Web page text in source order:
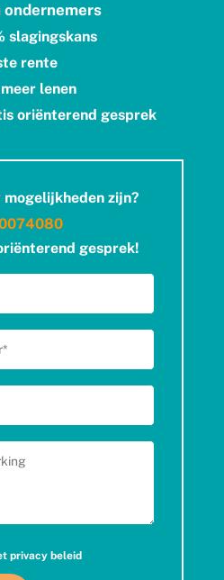
slagingskans
rente
lenen
oriënterend gesprek
zijn?
gesprek!
privacy beleid